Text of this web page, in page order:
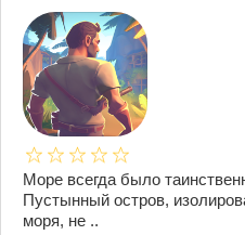
Море всегда было
Пустынный остров,
моря, не ..